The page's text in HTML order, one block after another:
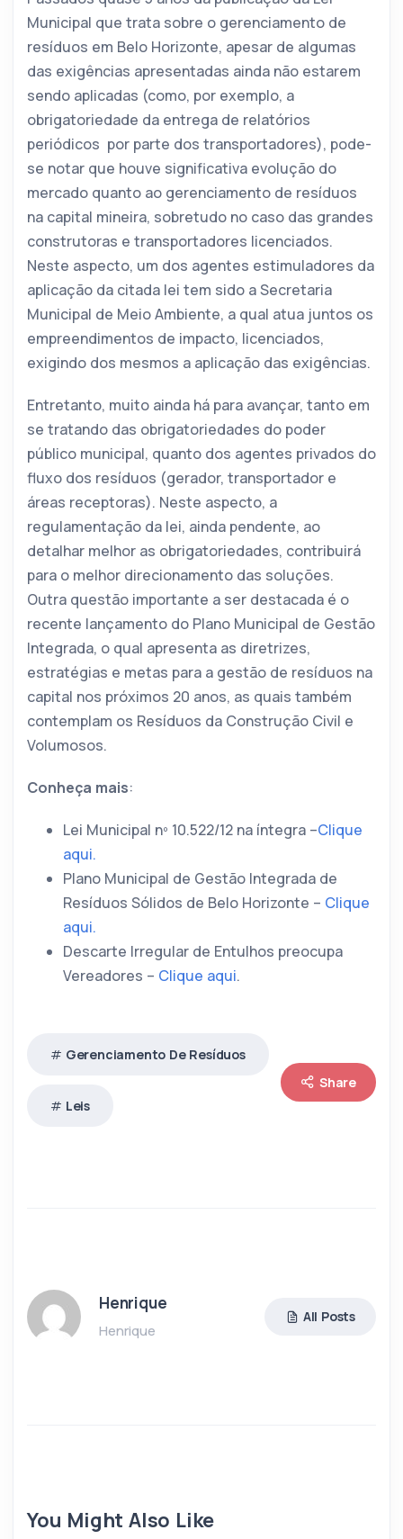
Municipal que trata sobre o gerenciamento de
resíduos em Belo Horizonte, apesar de algumas
das exigências apresentadas ainda não estarem
sendo aplicadas (como, por exemplo, a
obrigatoriedade da entrega de relatórios
periódicos por parte dos transportadores), pode-
se notar que houve significativa evolução do
mercado quanto ao gerenciamento de resíduos
na capital mineira, sobretudo no caso das grandes
construtoras e transportadores licenciados.
Neste aspecto, um dos agentes estimuladores da
aplicação da citada lei tem sido a Secretaria
Municipal de Meio Ambiente, a qual atua juntos os
empreendimentos de impacto, licenciados,
exigindo dos mesmos a aplicação das exigências.
Entretanto, muito ainda há para avançar, tanto em
se tratando das obrigatoriedades do poder
público municipal, quanto dos agentes privados do
fluxo dos resíduos (gerador, transportador e
áreas receptoras). Neste aspecto, a
regulamentação da lei, ainda pendente, ao
detalhar melhor as obrigatoriedades, contribuirá
para o melhor direcionamento das soluções.
Outra questão importante a ser destacada é o
recente lançamento do Plano Municipal de Gestão
Integrada, o qual apresenta as diretrizes,
estratégias e metas para a gestão de resíduos na
capital nos próximos 20 anos, as quais também
contemplam os Resíduos da Construção Civil e
Volumosos.
Conheça mais:
Lei Municipal nº 10.522/12 na íntegra –Clique
aqui.
Plano Municipal de Gestão Integrada de
Resíduos Sólidos de Belo Horizonte – Clique
aqui.
Descarte Irregular de Entulhos preocupa
Vereadores – Clique aqui.
Gerenciamento De Resíduos
Leis
Share
Henrique
Henrique
All Posts
You Might Also Like